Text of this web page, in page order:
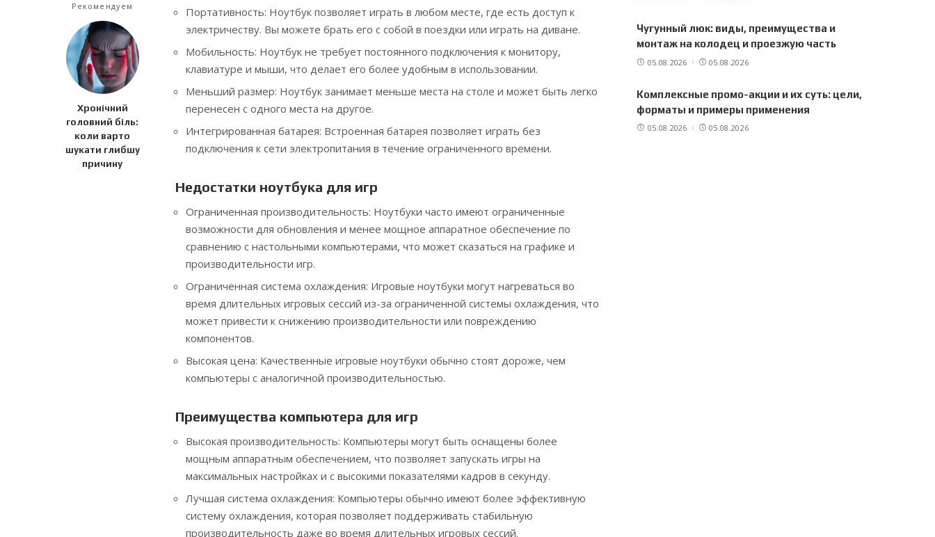
Рекомендуем
Хронічний
головний біль:
коли варто
шукати глибшу
причину
Портативность: Ноутбук позволяет играть в любом месте, где есть доступ к
электричеству. Вы можете брать его с собой в поездки или играть на диване.
Мобильность: Ноутбук не требует постоянного подключения к монитору,
клавиатуре и мыши, что делает его более удобным в использовании.
Меньший размер: Ноутбук занимает меньше места на столе и может быть легко
перенесен с одного места на другое.
Интегрированная батарея: Встроенная батарея позволяет играть без
подключения к сети электропитания в течение ограниченного времени.
Недостатки ноутбука для игр
Ограниченная производительность: Ноутбуки часто имеют ограниченные
возможности для обновления и менее мощное аппаратное обеспечение по
сравнению с настольными компьютерами, что может сказаться на графике и
производительности игр.
Ограниченная система охлаждения: Игровые ноутбуки могут нагреваться во
время длительных игровых сессий из-за ограниченной системы охлаждения, что
может привести к снижению производительности или повреждению
компонентов.
Высокая цена: Качественные игровые ноутбуки обычно стоят дороже, чем
компьютеры с аналогичной производительностью.
Преимущества компьютера для игр
Высокая производительность: Компьютеры могут быть оснащены более
мощным аппаратным обеспечением, что позволяет запускать игры на
максимальных настройках и с высокими показателями кадров в секунду.
Лучшая система охлаждения: Компьютеры обычно имеют более эффективную
систему охлаждения, которая позволяет поддерживать стабильную
производительность даже во время длительных игровых сессий.
Чугунный люк: виды, преимущества и
монтаж на колодец и проезжую часть
05.08.2026 05.08.2026
Комплексные промо-акции и их суть: цели,
форматы и примеры применения
05.08.2026 05.08.2026